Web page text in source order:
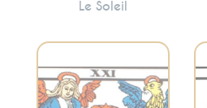
Le Soleil